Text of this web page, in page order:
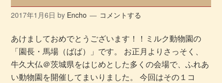
2017年1月6日 by Encho コメントする
あけましておめでとうございます！！ミルク動物園の
「園長・馬場（ばば）」です。 お正月よりさっそく、
牛久大仏＠茨城県をはじめとした多くの会場で、ふれあ
い動物園を開催してまいりました。 今回はその１コ